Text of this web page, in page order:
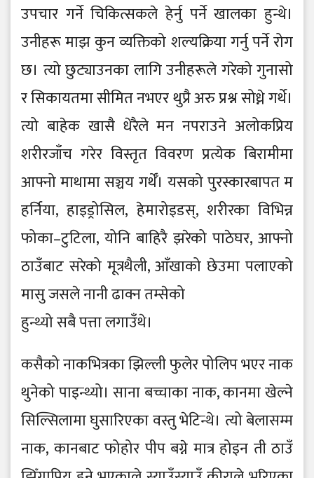
उपचार गर्ने चिकित्सकले हेर्नु पर्ने खालका हुन्थे।
उनीहरू माझ कुन व्यक्तिको शल्यक्रिया गर्नु पर्ने रोग
छ। त्यो छुट्याउनका लागि उनीहरूले गरेको गुनासो
र सिकायतमा सीमित नभएर थुप्रै अरु प्रश्न सोध्ने गर्थे।
त्यो बाहेक खासै धेरैले मन नपराउने अलोकप्रिय
शरीरजाँच गरेर विस्तृत विवरण प्रत्येक बिरामीमा
आफ्नो माथामा सञ्चय गर्थेँ। यसको पुरस्कारबापत म
हर्निया, हाइड्रोसिल, हेमारोइडस्, शरीरका विभिन्न
फोका–टुटिला, योनि बाहिरै झरेको पाठेघर, आफ्नो
ठाउँबाट सरेको मूत्रथैली, आँखाको छेउमा पलाएको
मासु जसले नानी ढाक्न तम्सेको
हुन्थ्यो सबै पत्ता लगाउँथे।
कसैको नाकभित्रका झिल्ली फुलेर पोलिप भएर नाक
थुनेको पाइन्थ्यो। साना बच्चाका नाक, कानमा खेल्ने
सिल्सिलामा घुसारिएका वस्तु भेटिन्थे। त्यो बेलासम्म
नाक, कानबाट फोहोर पीप बग्ने मात्र होइन ती ठाउँ